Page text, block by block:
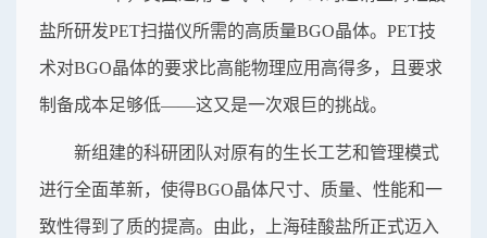
盐所研发PET扫描仪所需的高质量BGO晶体。PET技
术对BGO晶体的要求比高能物理应用高得多，且要求
制备成本足够低——这又是一次艰巨的挑战。
新组建的科研团队对原有的生长工艺和管理模式
进行全面革新，使得BGO晶体尺寸、质量、性能和一
致性得到了质的提高。由此，上海硅酸盐所正式迈入